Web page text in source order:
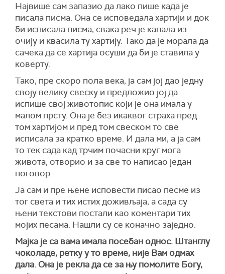
Највише сам запазио да лако пише када је
писала писма. Она се исповедала хартији и док
би исписала писма, свака реч је капала из
очију и квасила ту хартију. Тако да је морала да
сачека да се хартија осуши да би је ставила у
коверту.
Тако, пре скоро пола века, ја сам јој дао једну
своју велику свеску и предложио јој да
испише свој животопис који је она имала у
малом прсту. Она је без икаквог страха пред
том хартијом и пред том свеском то све
исписала за кратко време. И дала ми, а ја сам
то тек сада кад трчим почасни круг мога
живота, отворио и за све то написао један
поговор.
Ја сам и пре њене исповести писао песме из
тог света и тих истих доживљаја, а сада су
њени текстови постали као коментари тих
мојих песама. Нашли су се коначно заједно.
Мајка је са вама имала посебан однос. Штанглу
чоколаде, ретку у то време, није Вам одмах
дала. Она је рекла да се за њу помолите Богу,